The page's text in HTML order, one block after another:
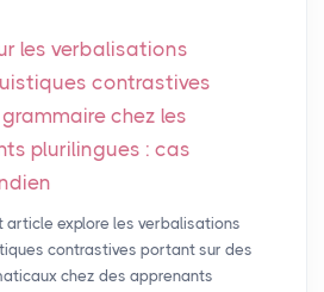
les verbalisations
contrastives
chez les
plurilingues : cas
article explore les verbalisations
contrastives portant sur des
chez des apprenants